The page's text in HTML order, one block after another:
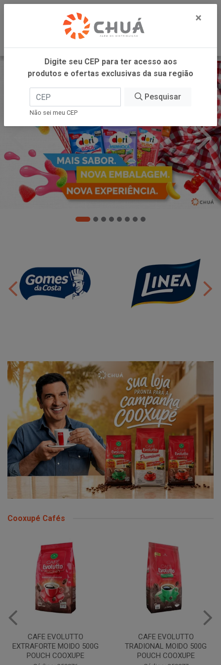
Cooxupé Cafés
500G
CAFE EVOLUTTO
TRADIONAL MOIDO 500G
POUCH COOXUPE
CAFE
MOIDO 500G
×
Digite seu CEP para ter acesso aos
produtos e ofertas exclusivas da sua região
Pesquisar
Não sei meu CEP